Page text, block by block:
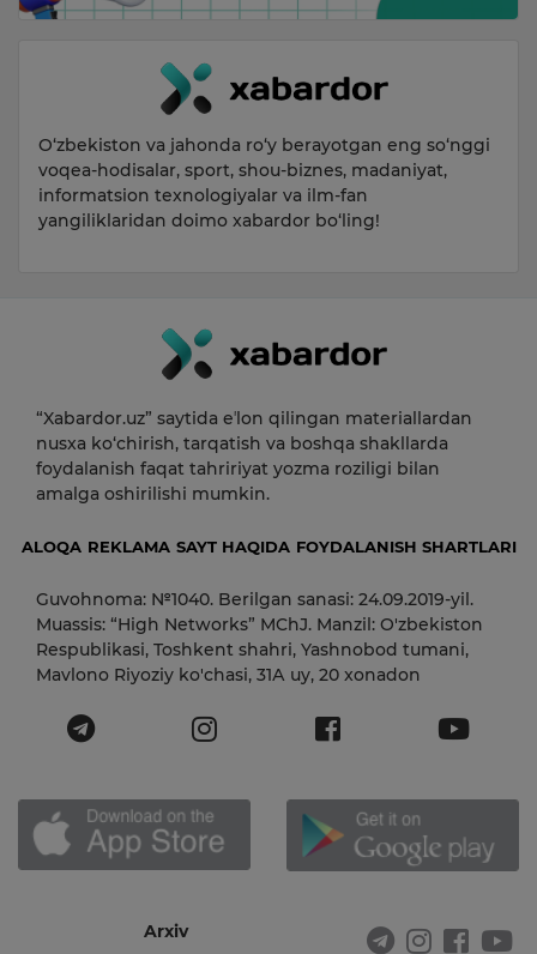
O‘zbekiston va jahonda ro‘y berayotgan eng so‘nggi
voqea-hodisalar, sport, shou-biznes, madaniyat,
informatsion texnologiyalar va ilm-fan
yangiliklaridan doimo xabardor bo‘ling!
“Xabardor.uz” saytida eʼlon qilingan materiallardan
nusxa ko‘chirish, tarqatish va boshqa shakllarda
foydalanish faqat tahririyat yozma roziligi bilan
amalga oshirilishi mumkin.
ALOQA REKLAMA SAYT HAQIDA FOYDALANISH SHARTLARI
Guvohnoma: №1040. Berilgan sanasi: 24.09.2019-yil.
Muassis: “High Networks” MChJ. Manzil: O'zbekiston
Respublikasi, Toshkent shahri, Yashnobod tumani,
Mavlono Riyoziy ko'chasi, 31А uy, 20 xonadon
Arxiv